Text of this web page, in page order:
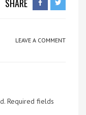
SHARE
LEAVE A COMMENT
Required fields